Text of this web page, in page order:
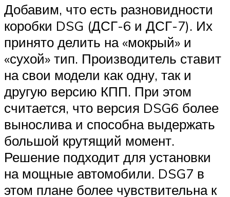
Добавим, что есть разновидности
коробки DSG (ДСГ-6 и ДСГ-7). Их
принято делить на «мокрый» и
«сухой» тип. Производитель ставит
на свои модели как одну, так и
другую версию КПП. При этом
считается, что версия DSG6 более
вынослива и способна выдержать
большой крутящий момент.
Решение подходит для установки
на мощные автомобили. DSG7 в
этом плане более чувствительна к